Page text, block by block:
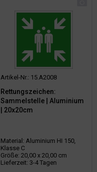
Artikel-Nr.: 15.A2008
Rettungszeichen:
Sammelstelle | Aluminium
| 20x20cm
Material: Aluminium HI 150,
Klasse C
Größe: 20,00 x 20,00 cm
Lieferzeit: 3-4 Tagen